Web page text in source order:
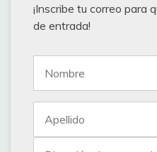
¡Inscribe tu correo para
de entrada!